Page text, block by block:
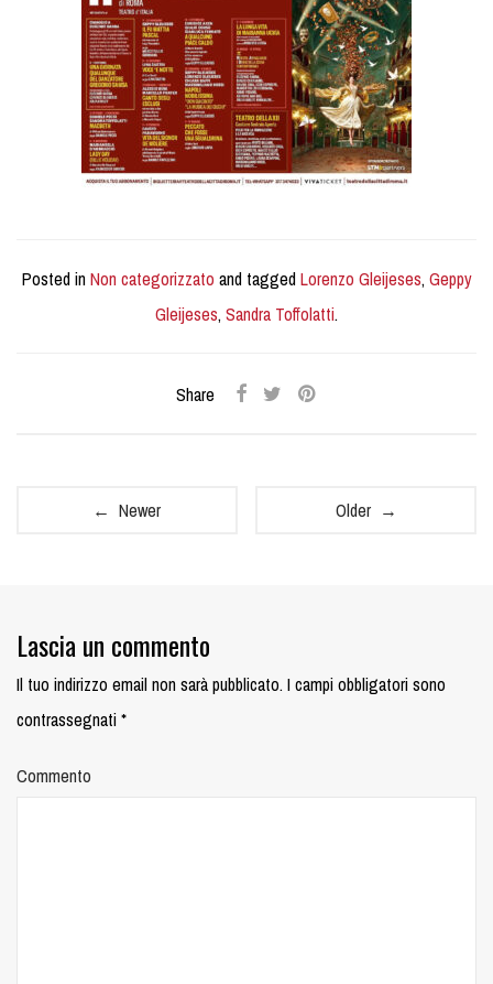
Posted inNon categorizzato and taggedLorenzo Gleijeses, Geppy
Gleijeses, Sandra Toffolatti.
Share
← Newer Older →
Lascia un commento
Il tuo indirizzo email non sarà pubblicato.I campi obbligatori sono
contrassegnati*
Commento